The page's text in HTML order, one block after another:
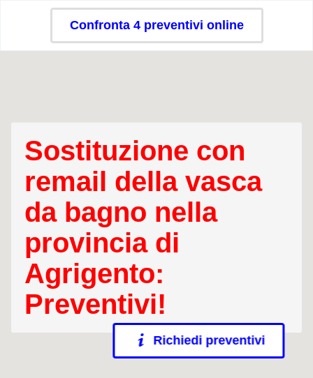
Confronta 4 preventivi online
Sostituzione con
remail della vasca
da bagno nella
provincia di
Agrigento:
Preventivi!
Richiedi preventivi